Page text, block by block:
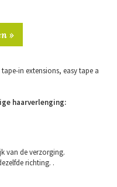
»
in extensions, easy tape a
haarverlenging:
van de verzorging.
richting. .